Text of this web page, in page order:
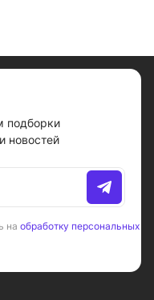
подборки
новостей
на обработку персональных